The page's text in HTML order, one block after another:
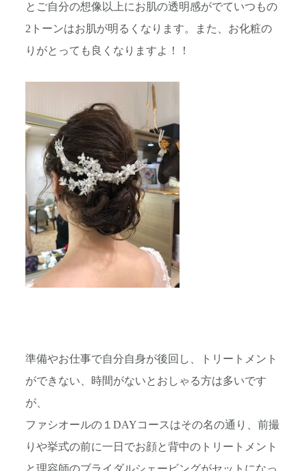
とご自分の想像以上にお肌の透明感がでていつもの
2トーンはお肌が明るくなります。また、お化粧の
りがとっても良くなりますよ！！
準備やお仕事で自分自身が後回し、トリートメント
ができない、時間がないとおしゃる方は多いです
が、
ファシオールの１DAYコースはその名の通り、前撮
りや挙式の前に一日でお顔と背中のトリートメント